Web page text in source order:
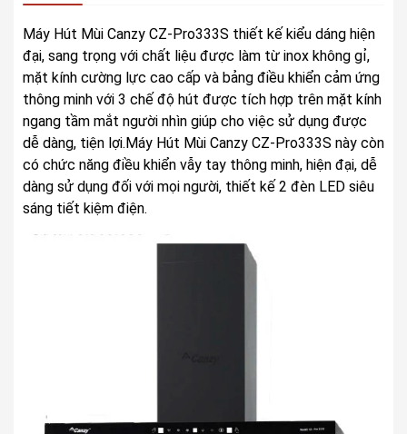
Máy Hút Mùi Canzy CZ-Pro333S thiết kế kiểu dáng hiện
đại, sang trọng với chất liệu được làm từ inox không gỉ,
mặt kính cường lực cao cấp và bảng điều khiển cảm ứng
thông minh với 3 chế độ hút được tích hợp trên mặt kính
ngang tầm mắt người nhìn giúp cho việc sử dụng được
dễ dàng, tiện lợi.Máy Hút Mùi Canzy CZ-Pro333S này còn
có chức năng điều khiển vẫy tay thông minh, hiện đại, dễ
dàng sử dụng đối với mọi người, thiết kế 2 đèn LED siêu
sáng tiết kiệm điện.